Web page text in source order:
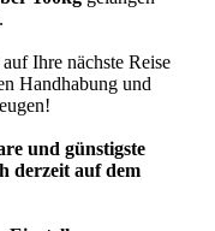
.
Ihre nächste Reise
Handhabung und
und günstigste
derzeit auf dem